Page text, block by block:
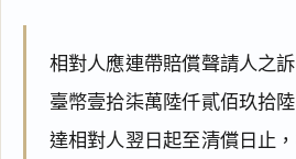
相對人應連帶賠償聲請人之
臺幣壹拾柒萬陸仟貳佰玖拾
達相對人翌日起至清償日止